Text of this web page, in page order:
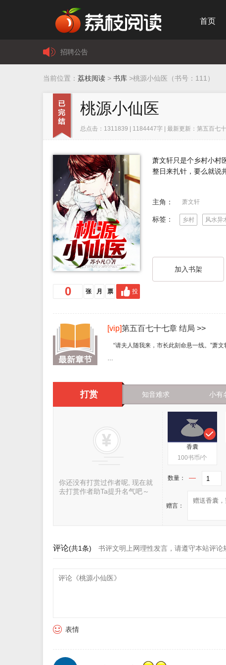
首页
招聘公告
联系我们
关于我们
版权声明
用户注册协议
当前位置： 荔枝阅读 > 书库 >桃源小仙医（书号：111）
桃源小仙医
总点击：1311839 | 1184447字 | 最新更新：第五百七
0 张 月 票 投
萧文轩只是个乡村小村
整日来扎针，要么就说
主角： 萧文轩
标签： 乡村 风水异
加入书架
[vip]第五百七十七章 结局 >>
“请夫人随我来，市长此刻命悬一线。”萧
这细微的变化都被笙歌看在眼里，她暗叹一
笙歌搀扶着萧文轩走在前面，市长夫人与小
推门而出，市长正躺在软床之上，面色惨
见到市长这番模样，市长夫人哪里还按捺地
打赏 知音难求 小有
你还没有打赏过作者呢, 现在就
去打赏作者助Ta提升名气吧～
香囊
100书币/个
数量：
赠言：
评论(共1条) 书评文明上网理性发言，请遵守本站评论
表情